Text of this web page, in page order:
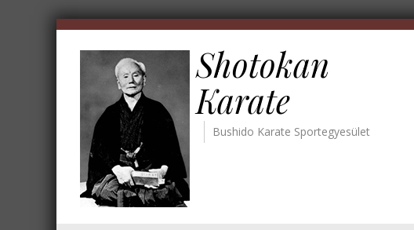
Shotokan
Karate
Bushido Karate Sportegyesület